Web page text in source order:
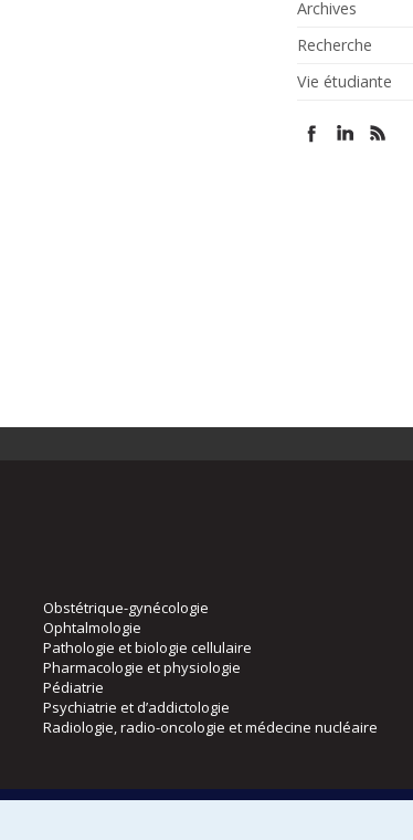
Archives
Recherche
Vie étudiante
Obstétrique-gynécologie
Ophtalmologie
Pathologie et biologie cellulaire
Pharmacologie et physiologie
Pédiatrie
Psychiatrie et d’addictologie
Radiologie, radio-oncologie et médecine nucléaire
Directions